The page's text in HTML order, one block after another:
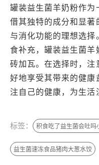
罐装益生菌羊奶粉作
借其独特的成分和显
与消化功能的理想选
食补充，罐装益生菌
砖加瓦。在选择时，
好地享受其带来的健
注自己的健康，为生活
标签： 积食吃了益生菌会吐吗
益生菌速冻食品猪肉大葱水饺